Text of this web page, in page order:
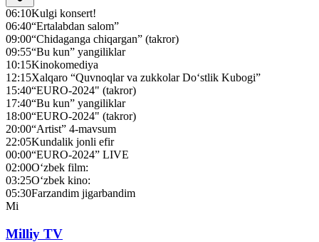
06:10Kulgi konsert!
06:40“Ertalabdan salom”
09:00“Chidaganga chiqargan” (takror)
09:55“Bu kun” yangiliklar
10:15Kinokomediya
12:15Xalqaro “Quvnoqlar va zukkolar Do‘stlik Kubogi”
15:40“EURO-2024" (takror)
17:40“Bu kun” yangiliklar
18:00“EURO-2024" (takror)
20:00“Artist” 4-mavsum
22:05Kundalik jonli efir
00:00“EURO-2024” LIVE
02:00O‘zbek film:
03:25O‘zbek kino:
05:30Farzandim jigarbandim
Mi
Milliy TV